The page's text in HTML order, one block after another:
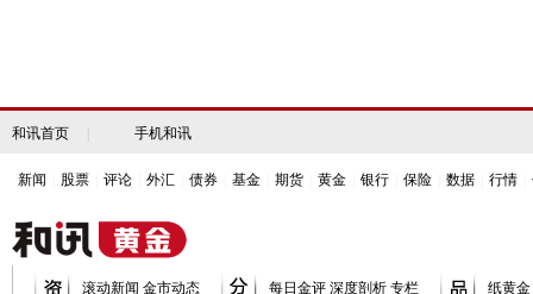
和讯首页 手机和讯
新闻 股票 评论 外汇 债券 基金 期货 黄金 银行 保险 数据 行情
滚动新闻 金市动态
每日金评 深度剖析 专栏
纸黄金